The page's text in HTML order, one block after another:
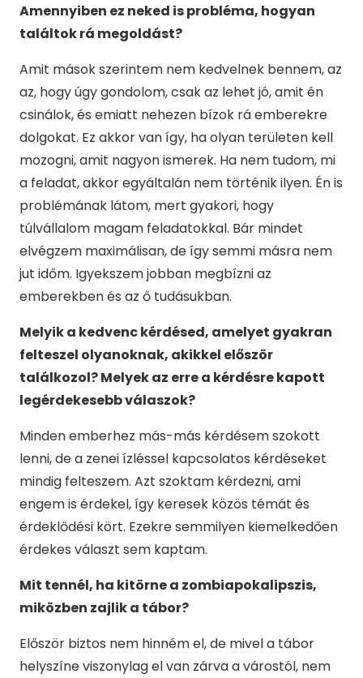
Amennyiben ez neked is probléma, hogyan
találtok rá megoldást?
Amit mások szerintem nem kedvelnek bennem, az
az, hogy úgy gondolom, csak az lehet jó, amit én
csinálok, és emiatt nehezen bízok rá emberekre
dolgokat. Ez akkor van így, ha olyan területen kell
mozogni, amit nagyon ismerek. Ha nem tudom, mi
a feladat, akkor egyáltalán nem történik ilyen. Én is
problémának látom, mert gyakori, hogy
túlvállalom magam feladatokkal. Bár mindet
elvégzem maximálisan, de így semmi másra nem
jut időm. Igyekszem jobban megbízni az
emberekben és az ő tudásukban.
Melyik a kedvenc kérdésed, amelyet gyakran
felteszel olyanoknak, akikkel először
találkozol? Melyek az erre a kérdésre kapott
legérdekesebb válaszok?
Minden emberhez más-más kérdésem szokott
lenni, de a zenei ízléssel kapcsolatos kérdéseket
mindig felteszem. Azt szoktam kérdezni, ami
engem is érdekel, így keresek közös témát és
érdeklődési kört. Ezekre semmilyen kiemelkedően
érdekes választ sem kaptam.
Mit tennél, ha kitörne a zombiapokalipszis,
miközben zajlik a tábor?
Először biztos nem hinném el, de mivel a tábor
helyszíne viszonylag el van zárva a várostól, nem